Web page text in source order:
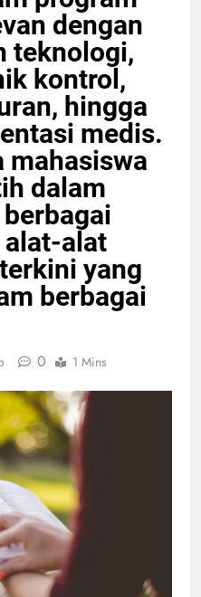
dengan
teknologi,
kontrol,
hingga
medis.
mahasiswa
dalam
alat-alat
yang
berbagai
0 1 Mins